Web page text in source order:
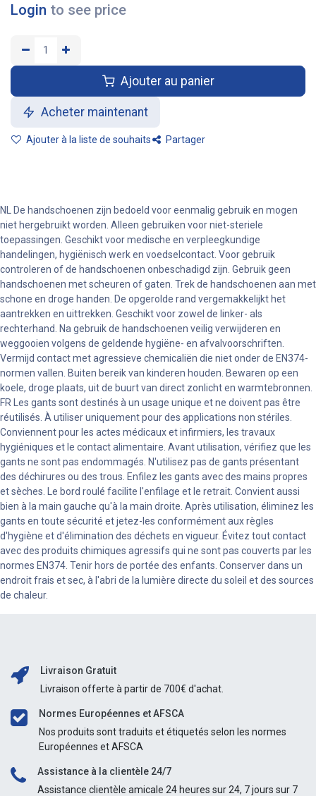
Login to see price
Ajouter au panier
Acheter maintenant
Ajouter à la liste de souhaits Partager
NL De handschoenen zijn bedoeld voor eenmalig gebruik en mogen
niet hergebruikt worden. Alleen gebruiken voor niet-steriele
toepassingen. Geschikt voor medische en verpleegkundige
handelingen, hygiënisch werk en voedselcontact. Voor gebruik
controleren of de handschoenen onbeschadigd zijn. Gebruik geen
handschoenen met scheuren of gaten. Trek de handschoenen aan met
schone en droge handen. De opgerolde rand vergemakkelijkt het
aantrekken en uittrekken. Geschikt voor zowel de linker- als
rechterhand. Na gebruik de handschoenen veilig verwijderen en
weggooien volgens de geldende hygiëne- en afvalvoorschriften.
Vermijd contact met agressieve chemicaliën die niet onder de EN374-
normen vallen. Buiten bereik van kinderen houden. Bewaren op een
koele, droge plaats, uit de buurt van direct zonlicht en warmtebronnen.
FR Les gants sont destinés à un usage unique et ne doivent pas être
réutilisés. À utiliser uniquement pour des applications non stériles.
Conviennent pour les actes médicaux et infirmiers, les travaux
hygiéniques et le contact alimentaire. Avant utilisation, vérifiez que les
gants ne sont pas endommagés. N'utilisez pas de gants présentant
des déchirures ou des trous. Enfilez les gants avec des mains propres
et sèches. Le bord roulé facilite l'enfilage et le retrait. Convient aussi
bien à la main gauche qu'à la main droite. Après utilisation, éliminez les
gants en toute sécurité et jetez-les conformément aux règles
d'hygiène et d'élimination des déchets en vigueur. Évitez tout contact
avec des produits chimiques agressifs qui ne sont pas couverts par les
normes EN374. Tenir hors de portée des enfants. Conserver dans un
endroit frais et sec, à l'abri de la lumière directe du soleil et des sources
de chaleur.
Livraison Gratuit
Livraison offerte à partir de 700€ d'achat.
Normes Européennes et AFSCA
Nos produits sont traduits et étiquetés selon les normes
Européennes et AFSCA
Assistance à la clientèle 24/7
Assistance clientèle amicale 24 heures sur 24, 7 jours sur 7